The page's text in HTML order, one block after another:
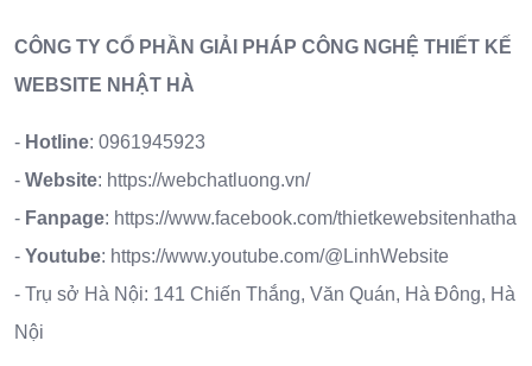
CÔNG TY CỔ PHẦN GIẢI PHÁP CÔNG NGHỆ THIẾT KẾ
WEBSITE NHẬT HÀ
- Hotline: 0961945923
- Website: https://webchatluong.vn/
- Fanpage: https://www.facebook.com/thietkewebsitenhatha
- Youtube: https://www.youtube.com/@LinhWebsite
- Trụ sở Hà Nội: 141 Chiến Thắng, Văn Quán, Hà Đông, Hà
Nội